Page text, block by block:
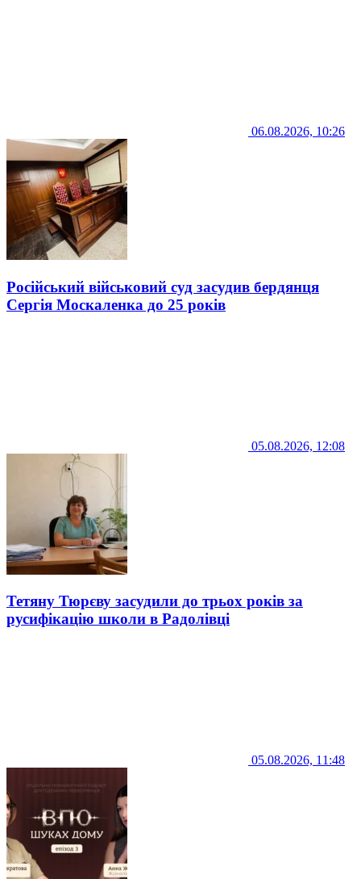
06.08.2026, 10:26
Російський військовий суд засудив бердянця
Сергія Москаленка до 25 років
05.08.2026, 12:08
Тетяну Тюрєву засудили до трьох років за
русифікацію школи в Радолівці
05.08.2026, 11:48